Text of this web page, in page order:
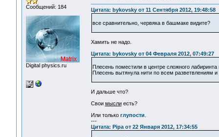
Сообщений: 184
Digital physics.ru
Цитата: bykovsky от 11 Сентября 2012, 19:48:58
все сравнительно, червяка в башмаке видите?
Хамить не надо.
Цитата: bykovsky от 04 Февраля 2012, 07:49:27
Плесень поместили в центре сложного
Плесень вытянула нити по всем разветвлениям
И дальше что?
Свои мыслиесть?
Или только глупости
---
Цитата: Pipa от 22 Января 2012, 17:34:55